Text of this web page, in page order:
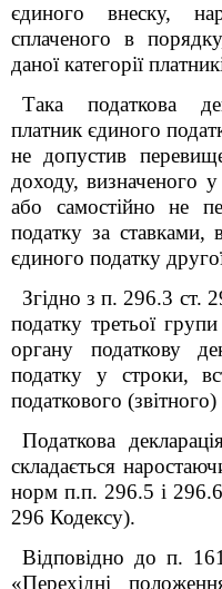
єдиного внеску,
сплаченого в
даної категорії
Така податкова
платник єдиного
не допустив
доходу, визначеного
або самостійно не
податку за ставками,
єдиного податку
Згідно з п. 296.3 ст.
податку третьої
органу податкову
податку у строки,
податкового (звітного)
Податкова
складається
норм п.п. 296.5 і
296 Кодексу).
Відповідно до п. 161
«Перехідні